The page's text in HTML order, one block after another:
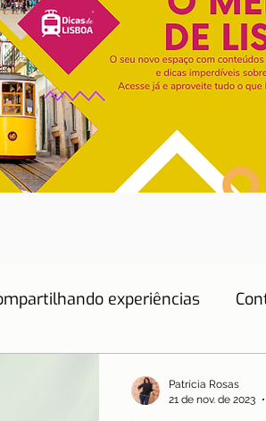
experiências
Patrícia Rosas
21 de nov. de 2023